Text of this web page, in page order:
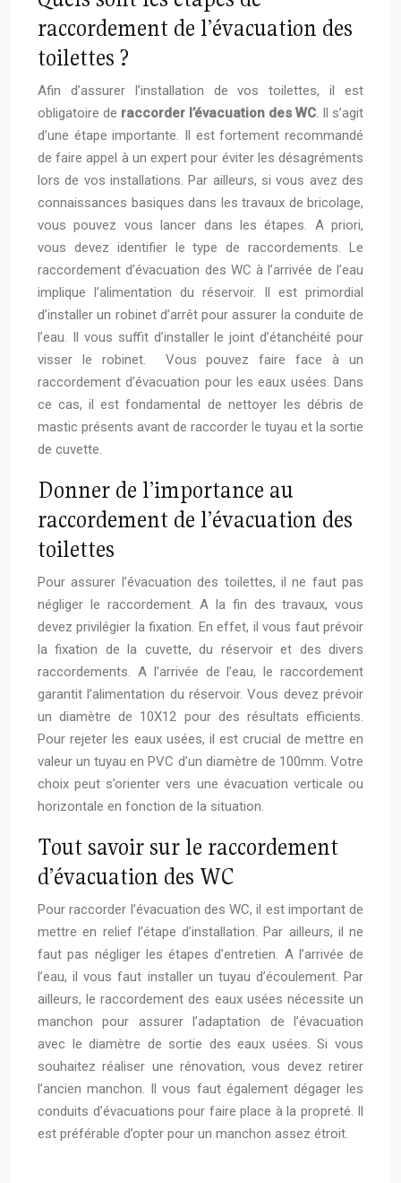
raccordement de l’évacuation des
toilettes ?
Afin d’assurer l’installation de vos toilettes, il est
obligatoire de raccorder l’évacuation des WC. Il s’agit
d’une étape importante. Il est fortement recommandé
de faire appel à un expert pour éviter les désagréments
lors de vos installations. Par ailleurs, si vous avez des
connaissances basiques dans les travaux de bricolage,
vous pouvez vous lancer dans les étapes. A priori,
vous devez identifier le type de raccordements. Le
raccordement d’évacuation des WC à l’arrivée de l’eau
implique l’alimentation du réservoir. Il est primordial
d’installer un robinet d’arrêt pour assurer la conduite de
l’eau. Il vous suffit d’installer le joint d’étanchéité pour
visser le robinet. Vous pouvez faire face à un
raccordement d’évacuation pour les eaux usées. Dans
ce cas, il est fondamental de nettoyer les débris de
mastic présents avant de raccorder le tuyau et la sortie
de cuvette.
Donner de l’importance au
raccordement de l’évacuation des
toilettes
Pour assurer l’évacuation des toilettes, il ne faut pas
négliger le raccordement. A la fin des travaux, vous
devez privilégier la fixation. En effet, il vous faut prévoir
la fixation de la cuvette, du réservoir et des divers
raccordements. A l’arrivée de l’eau, le raccordement
garantit l’alimentation du réservoir. Vous devez prévoir
un diamètre de 10X12 pour des résultats efficients.
Pour rejeter les eaux usées, il est crucial de mettre en
valeur un tuyau en PVC d’un diamètre de 100mm. Votre
choix peut s’orienter vers une évacuation verticale ou
horizontale en fonction de la situation.
Tout savoir sur le raccordement
d’évacuation des WC
Pour raccorder l’évacuation des WC, il est important de
mettre en relief l’étape d’installation. Par ailleurs, il ne
faut pas négliger les étapes d’entretien. A l’arrivée de
l’eau, il vous faut installer un tuyau d’écoulement. Par
ailleurs, le raccordement des eaux usées nécessite un
manchon pour assurer l’adaptation de l’évacuation
avec le diamètre de sortie des eaux usées. Si vous
souhaitez réaliser une rénovation, vous devez retirer
l’ancien manchon. Il vous faut également dégager les
conduits d’évacuations pour faire place à la propreté. Il
est préférable d’opter pour un manchon assez étroit.